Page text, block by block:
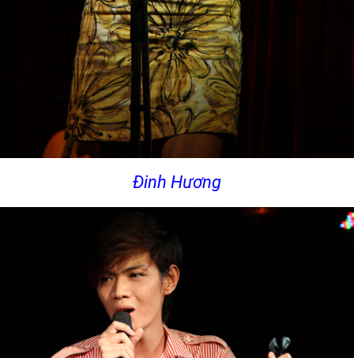
Đinh Hương